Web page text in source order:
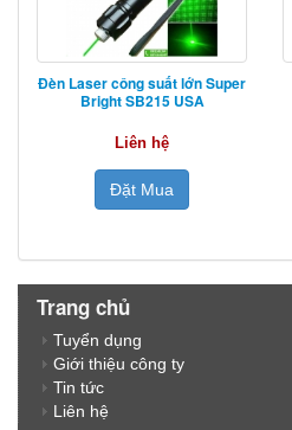
Đèn Laser công suất lớn Super
Bright SB215 USA
Liên hệ
Đặt Mua
Trang chủ
Tuyển dụng
Giới thiệu công ty
Tin tức
Liên hệ